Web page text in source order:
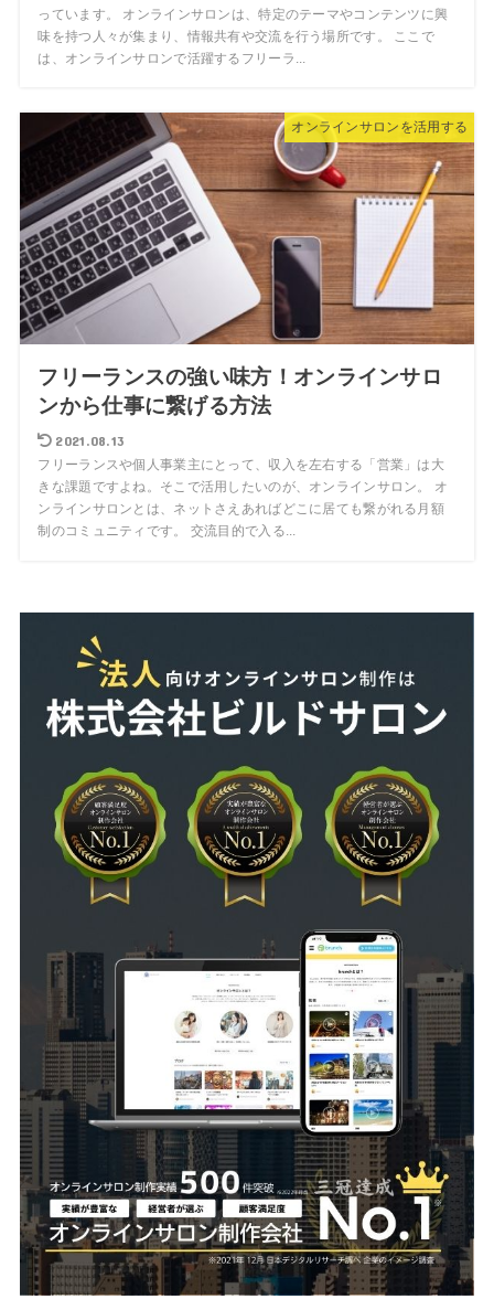
っています。 オンラインサロンは、特定のテーマやコンテンツに興
味を持つ人々が集まり、情報共有や交流を行う場所です。 ここで
は、オンラインサロンで活躍するフリーラ...
オンラインサロンを活用する
フリーランスの強い味方！オンラインサロ
ンから仕事に繋げる方法
2021.08.13
フリーランスや個人事業主にとって、収入を左右する「営業」は大
きな課題ですよね。そこで活用したいのが、オンラインサロン。 オ
ンラインサロンとは、ネットさえあればどこに居ても繋がれる月額
制のコミュニティです。 交流目的で入る...